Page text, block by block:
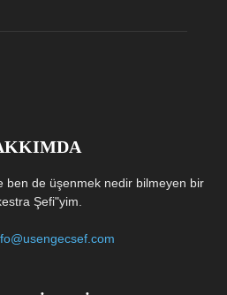
ben de üşenmek nedir bilmeyen bir
Şefi"yim.